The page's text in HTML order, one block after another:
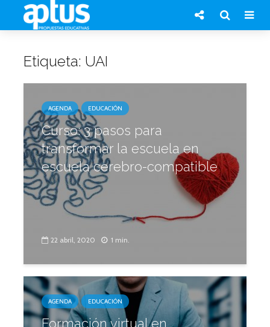
Etiqueta: UAI
AGENDA EDUCACIÓN
Curso: 3 pasos para
transformar la escuela en
escuela cerebro-compatible
22 abril, 2020 1 min.
AGENDA EDUCACIÓN
Formación virtual en